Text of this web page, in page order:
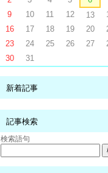
9
10 11 12 13
16
17 18 19 20
23
24 25 26 27
30
31
新着記事
記事検索
検索語句